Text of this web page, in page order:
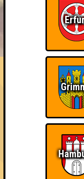
Teil der
~